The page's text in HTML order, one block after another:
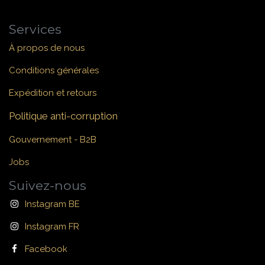
Services
À propos de nous
Conditions générales
Expédition et retours
Politique anti-corruption
Gouvernement - B2B
Jobs
Suivez-nous
Instagram BE
Instagram FR
Facebook